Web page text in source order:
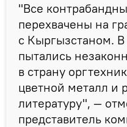
"Все
перехвачены на
с Кыргызстаном.
пытались
в страну
цветной металл и
литературу", —
представитель